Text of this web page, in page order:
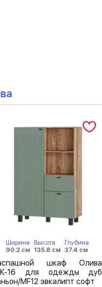
Ширина
90.2 см
Высота
135.8 см
Глубина
37.4 см
шкаф Олива
16 для одежды дуб
MF12 эвкалипт софт